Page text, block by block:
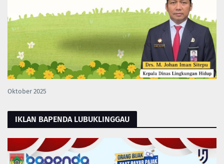
Oktober 2025
IKLAN BAPENDA LUBUKLINGGAU